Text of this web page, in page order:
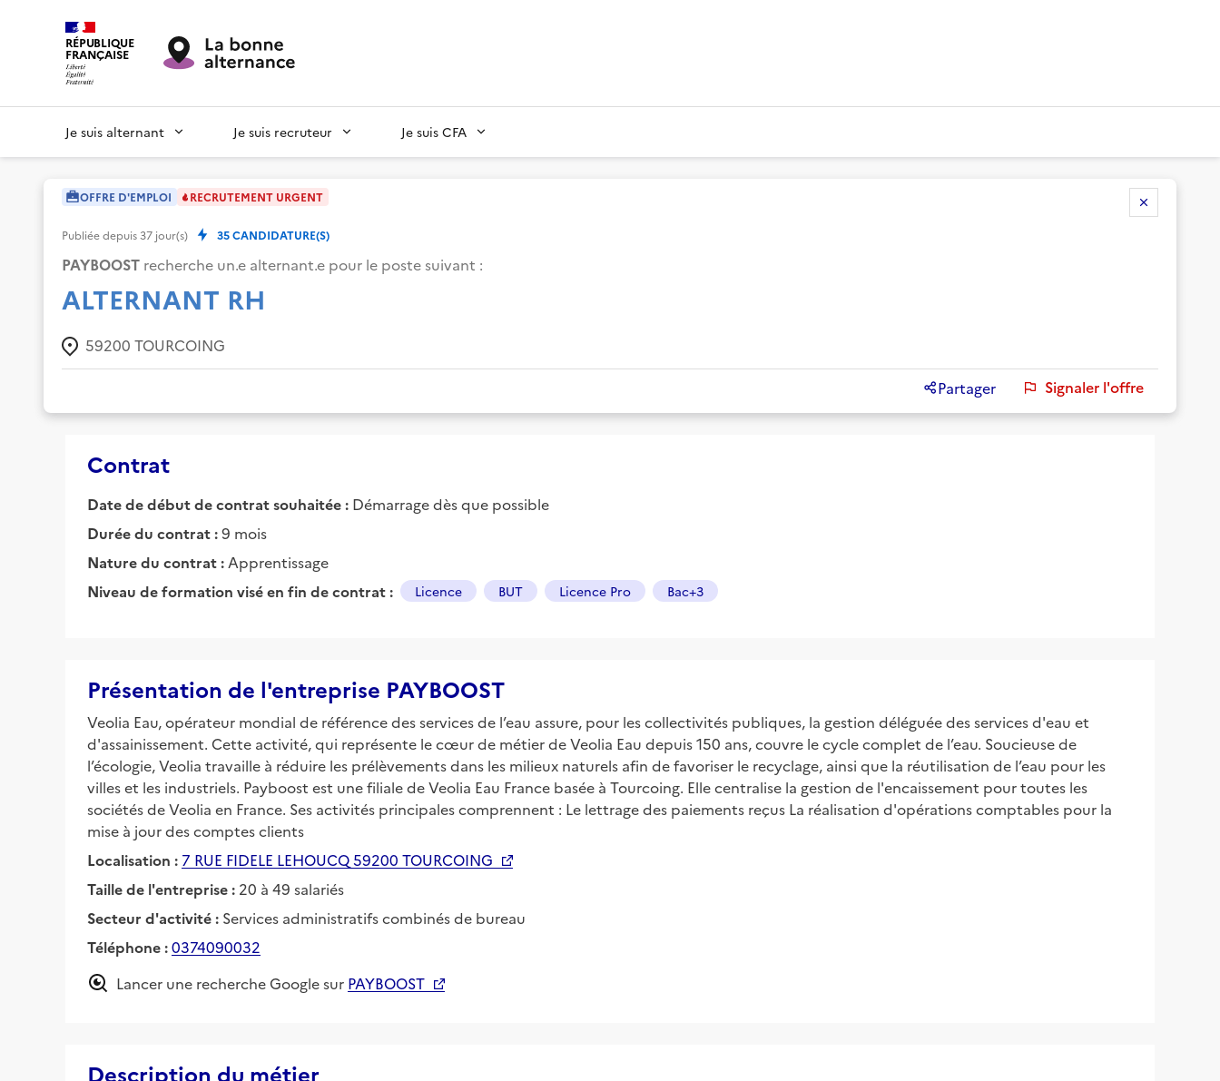
RÉPUBLIQUE
FRANÇAISE
Je suis alternant Je suis recruteur Je suis CFA
OFFRE D'EMPLOI RECRUTEMENT URGENT
Publiée depuis37 jour(s) 35CANDIDATURE(S)
PAYBOOST recherche un.e alternant.e pour le poste suivant :
ALTERNANT RH
59200 TOURCOING
Partager Signaler l'offre
Contrat
Date de début de contrat souhaitée : Démarrage dès que possible
Durée du contrat :9 mois
Nature du contrat : Apprentissage
Niveau de formation visé en fin de contrat :
Licence BUT Licence Pro Bac+3
Présentation de l'entreprise PAYBOOST
Veolia Eau, opérateur mondial de référence des services de l’eau assure, pour les collectivités publiques, la gestion déléguée des services d'eau et
d'assainissement. Cette activité, qui représente le cœur de métier de Veolia Eau depuis 150 ans, couvre le cycle complet de l’eau. Soucieuse de
l’écologie, Veolia travaille à réduire les prélèvements dans les milieux naturels afin de favoriser le recyclage, ainsi que la réutilisation de l’eau pour les
villes et les industriels. Payboost est une filiale de Veolia Eau France basée à Tourcoing. Elle centralise la gestion de l'encaissement pour toutes les
sociétés de Veolia en France. Ses activités principales comprennent : Le lettrage des paiements reçus La réalisation d'opérations comptables pour la
mise à jour des comptes clients
Localisation : 7 RUE FIDELE LEHOUCQ 59200 TOURCOING
Taille de l'entreprise : 20 à 49 salariés
Secteur d'activité : Services administratifs combinés de bureau
Téléphone :0374090032
Lancer une recherche Google sur PAYBOOST
Description du métier